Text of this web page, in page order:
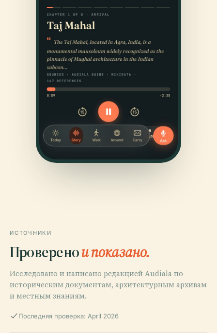
ИСТОЧНИКИ
Проверенои показано.
Исследовано и написано редакцией Audiala по
историческим документам, архитектурным архивам
и местным знаниям.
Последняя проверка: April 2026